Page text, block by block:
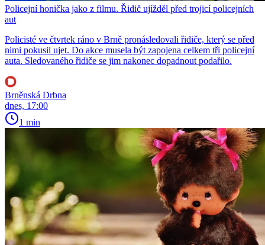
Policejní honička jako z filmu. Řidič ujížděl před trojicí policejních
aut
Policisté ve čtvrtek ráno v Brně pronásledovali řidiče, který se před
nimi pokusil ujet. Do akce musela být zapojena celkem tři policejní
auta. Sledovaného řidiče se jim nakonec dopadnout podařilo.
Brněnská Drbna
dnes, 17:00
1 min